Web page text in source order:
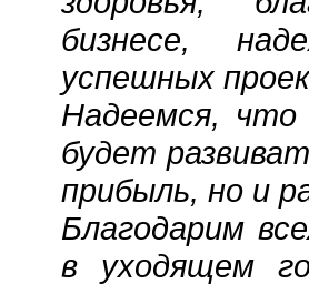
бизнесе,
успешных
Надеемся, что
будет
прибыль, но и
Благодарим
в уходящем